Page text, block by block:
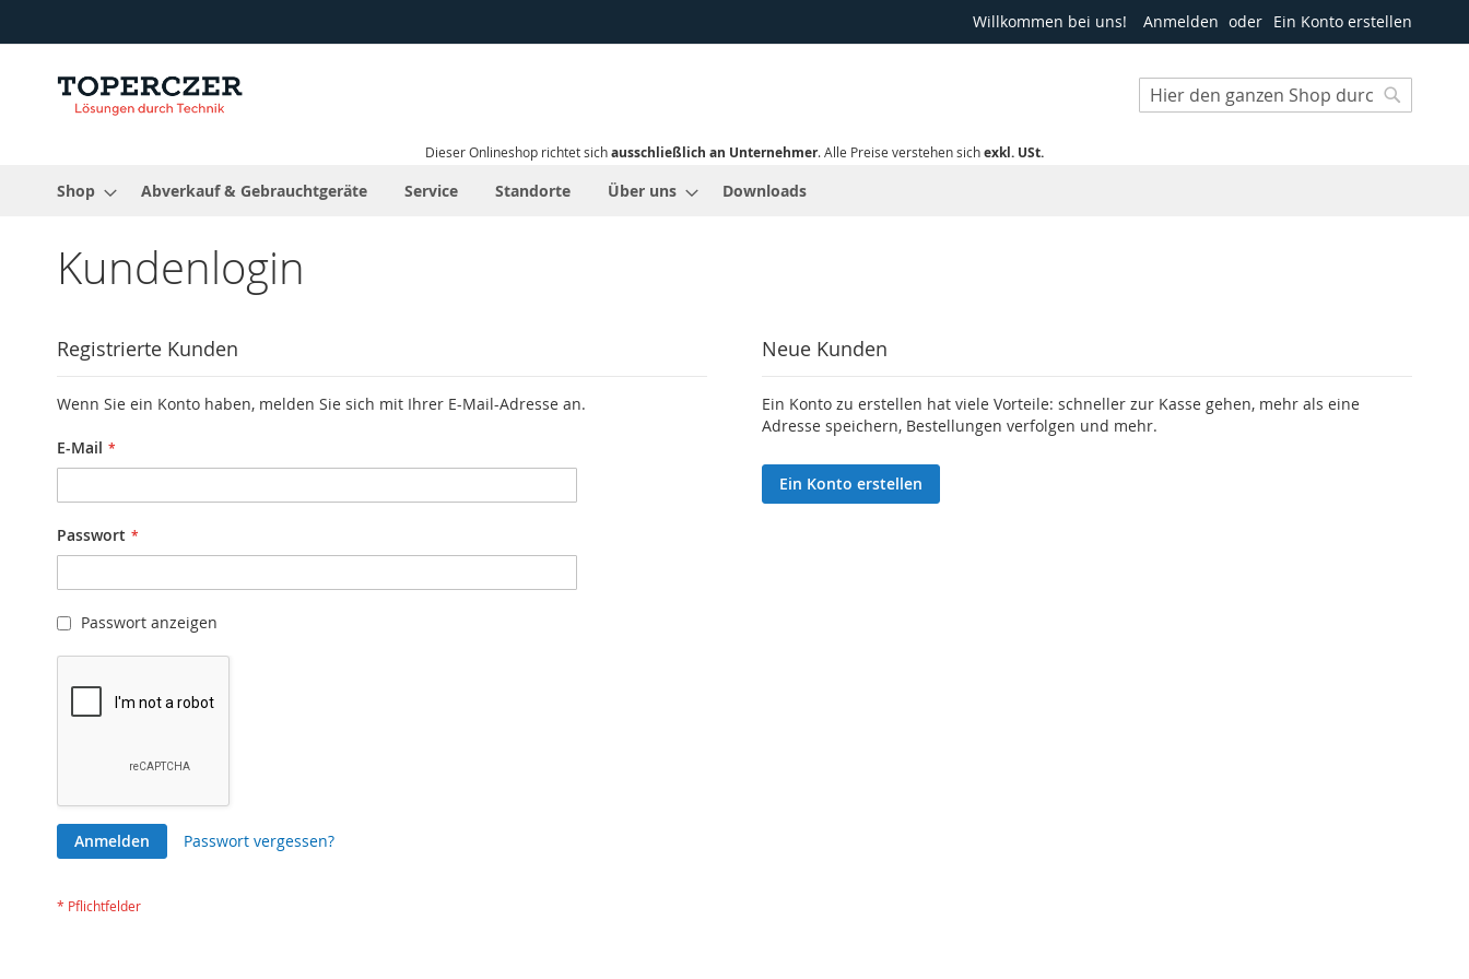
zum
Willkommen bei uns! Anmelden Ein Konto erstellen
Suche
Dieser Onlineshop richtet sichausschließlich an Unternehmer. Alle Preise verstehen sichexkl. USt.
Shop Abverkauf & Gebrauchtgeräte Service Standorte Über uns Downloads
Kundenlogin
Registrierte Kunden
Wenn Sie ein Konto haben, melden Sie sich mit Ihrer E-Mail-Adresse an.
E-Mail
Passwort
Passwort anzeigen
Anmelden Passwort vergessen?
Neue Kunden
Ein Konto zu erstellen hat viele Vorteile: schneller zur Kasse gehen, mehr als eine
Adresse speichern, Bestellungen verfolgen und mehr.
Ein Konto erstellen